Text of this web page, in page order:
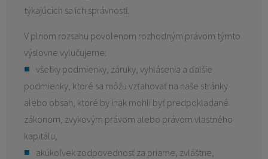
týkajúcich sa ich správnosti.
V plnom rozsahu povolenom rozhodným právom týmto
výslovne vylučujeme:
všetky podmienky, záruky, vyhlásenia a ďalšie
podmienky, ktoré sa môžu vzťahovať na naše stránky
alebo obsah, ktoré by inak mohli byť predpokladané
zákonom, zvykovým právom alebo právom vlastného
kapitálu;
akúkoľvek zodpovednosť za priame, zvláštne,